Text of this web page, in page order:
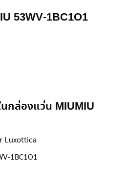
53WV-1BC1O1
กล่องแว่น MIUMIU
Luxottica
1BC1O1